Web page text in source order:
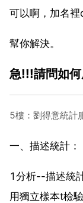
可以啊，加名裡
幫你解決。
急!!!請問如
5樓：劉得意統計
一、描述統計：
1分析--描述統
用獨立樣本t檢